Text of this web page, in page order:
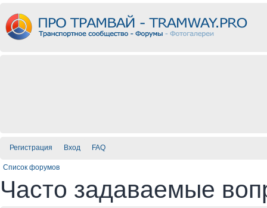
Регистрация Вход FAQ
Список форумов
Часто задаваемые